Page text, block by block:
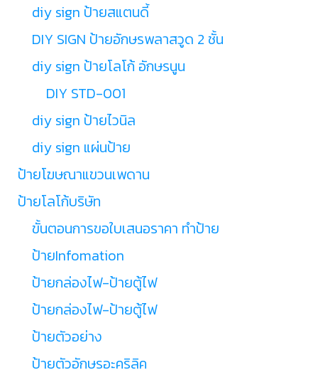
diy sign ป้ายสแตนดี้
DIY SIGN ป้ายอักษรพลาสวูด 2 ชั้น
diy sign ป้ายโลโก้ อักษรนูน
DIY STD-001
diy sign ป้ายไวนิล
diy sign แผ่นป้าย
ป้ายโฆษณาแขวนเพดาน
ป้ายโลโก้บริษัท
ขั้นตอนการขอใบเสนอราคา ทำป้าย
ป้ายInfomation
ป้ายกล่องไฟ-ป้ายตู้ไฟ
ป้ายกล่องไฟ-ป้ายตู้ไฟ
ป้ายตัวอย่าง
ป้ายตัวอักษรอะคริลิค